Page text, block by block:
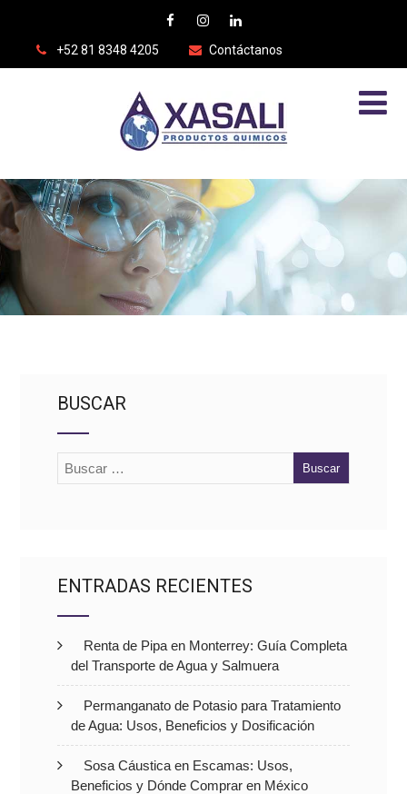
+52 81 8348 4205 Contáctanos
BUSCAR
ENTRADAS RECIENTES
Renta de Pipa en Monterrey: Guía Completa
del Transporte de Agua y Salmuera
Permanganato de Potasio para Tratamiento
de Agua: Usos, Beneficios y Dosificación
Sosa Cáustica en Escamas: Usos,
Beneficios y Dónde Comprar en México